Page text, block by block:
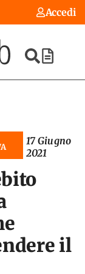
Accedi
17 Giugno
2021
il